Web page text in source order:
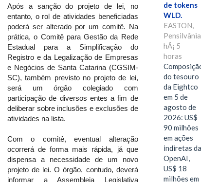
Após a sanção do projeto de lei, no
entanto, o rol de atividades beneficiadas
poderá ser alterado por um comitê. Na
prática, o Comitê para Gestão da Rede
Estadual para a Simplificação do
Registro e da Legalização de Empresas
e Negócios de Santa Catarina (CGSIM-
SC), também previsto no projeto de lei,
será um órgão colegiado com
participação de diversos entes a fim de
deliberar sobre inclusões e exclusões de
atividades na lista.
Com o comitê, eventual alteração
ocorrerá de forma mais rápida, já que
dispensa a necessidade de um novo
projeto de lei. O órgão, contudo, deverá
informar a Assembleia Legislativa
de tokens
WLD.
EASTON,
Pensilvânia,
hÃ¡ 5
horas
Composição
do tesouro
da Eightco
em 5 de
agosto de
2026: US$
90 milhões
em ações
indiretas da
OpenAI,
US$ 18
milhões em